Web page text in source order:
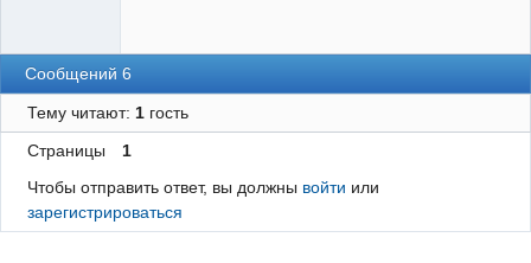
Сообщений 6
Тему читают: 1гость
Страницы
1
Чтобы отправить ответ, вы должны войти или
зарегистрироваться